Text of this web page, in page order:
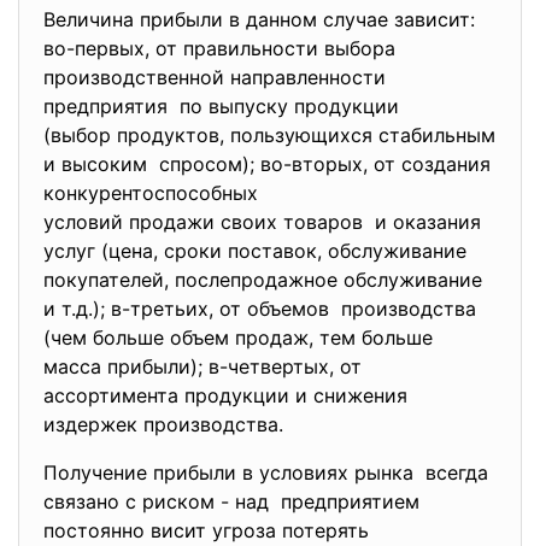
Величина прибыли в данном случае зависит:
во-первых, от правильности выбора
производственной направленности
предприятия по выпуску продукции
(выбор продуктов, пользующихся стабильным
и высоким спросом); во-вторых, от создания
конкурентоспособных
условий продажи своих товаров и оказания
услуг (цена, сроки поставок, обслуживание
покупателей, послепродажное обслуживание
и т.д.); в-третьих, от объемов производства
(чем больше объем продаж, тем больше
масса прибыли); в-четвертых, от
ассортимента продукции и снижения
издержек производства.
Получение прибыли в условиях рынка всегда
связано с риском - над предприятием
постоянно висит угроза потерять